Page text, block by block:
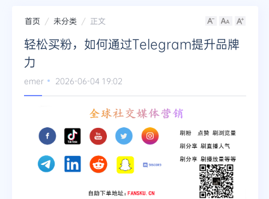
Twitter
首页 未分类 正文
轻松买粉，如何通过Telegram提升品牌
力
emer 2026-06-04 19:02